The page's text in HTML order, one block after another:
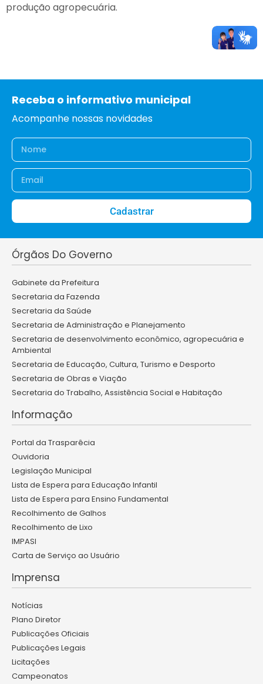
produção agropecuária.
Receba o informativo municipal
Acompanhe nossas novidades
Cadastrar
Órgãos Do Governo
Gabinete da Prefeitura
Secretaria da Fazenda
Secretaria da Saúde
Secretaria de Administração e Planejamento
Secretaria de desenvolvimento econômico, agropecuária e
Ambiental
Secretaria de Educação, Cultura, Turismo e Desporto
Secretaria de Obras e Viação
Secretaria do Trabalho, Assistência Social e Habitação
Informação
Portal da Trasparêcia
Ouvidoria
Legislação Municipal
Lista de Espera para Educação Infantil
Lista de Espera para Ensino Fundamental
Recolhimento de Galhos
Recolhimento de Lixo
IMPASI
Carta de Serviço ao Usuário
Imprensa
Notícias
Plano Diretor
Publicações Oficiais
Publicações Legais
Licitações
Campeonatos